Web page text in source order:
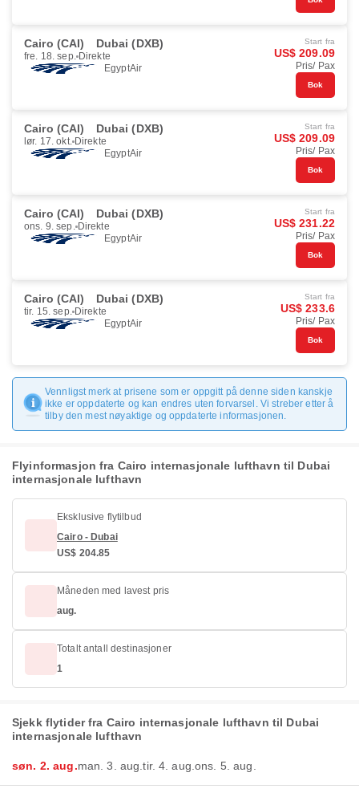
Cairo (CAI) Dubai (DXB)
fre. 18. sep. Direkte
EgyptAir
Start fra
US$ 209.09
Pris/ Pax
Bok
Cairo (CAI) Dubai (DXB)
lør. 17. okt. Direkte
EgyptAir
Start fra
US$ 209.09
Pris/ Pax
Bok
Cairo (CAI) Dubai (DXB)
ons. 9. sep. Direkte
EgyptAir
Start fra
US$ 231.22
Pris/ Pax
Bok
Cairo (CAI) Dubai (DXB)
tir. 15. sep. Direkte
EgyptAir
Start fra
US$ 233.6
Pris/ Pax
Bok
Vennligst merk at prisene som er oppgitt på denne siden kanskje
ikke er oppdaterte og kan endres uten forvarsel. Vi streber etter å
tilby den mest nøyaktige og oppdaterte informasjonen.
Flyinformasjon fra Cairo internasjonale lufthavn til Dubai
internasjonale lufthavn
Eksklusive flytilbud
Cairo - Dubai
US$ 204.85
Måneden med lavest pris
aug.
Totalt antall destinasjoner
1
Sjekk flytider fra Cairo internasjonale lufthavn til Dubai
internasjonale lufthavn
søn. 2. aug.man. 3. aug.tir. 4. aug.ons. 5. aug.